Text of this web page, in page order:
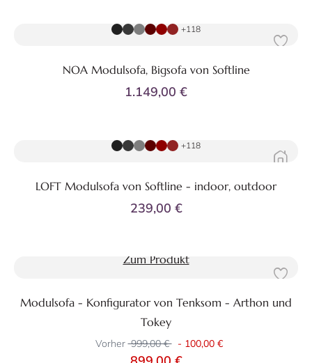
+118
NOA Modulsofa, Bigsofa von Softline
1.149,00 €
+118
LOFT Modulsofa von Softline - indoor, outdoor
239,00 €
Zum Produkt
Modulsofa - Konfigurator von Tenksom - Arthon und
Tokey
Vorher 999,00 € - 100,00 €